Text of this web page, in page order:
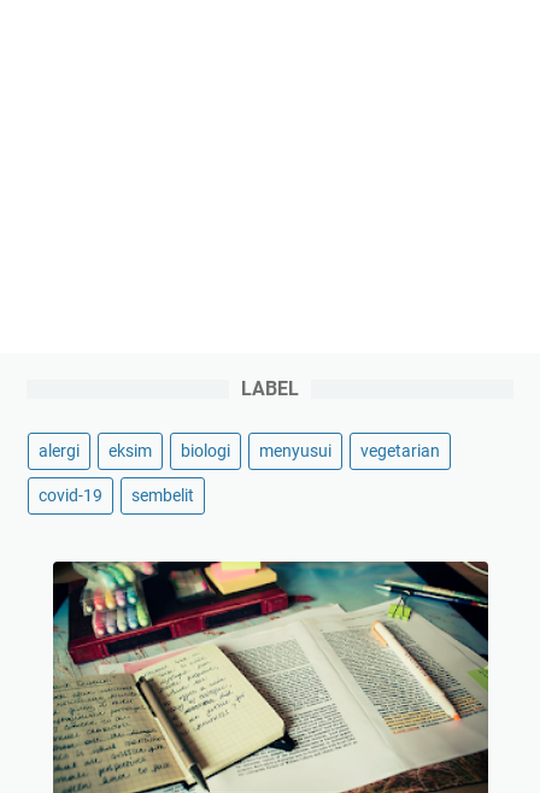
LABEL
alergi eksim biologi menyusui vegetarian
covid-19 sembelit